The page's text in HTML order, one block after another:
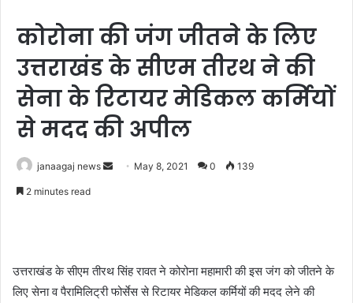
कोरोना की जंग जीतने के लिए
उत्तराखंड के सीएम तीरथ ने की
सेना के रिटायर मेडिकल कर्मियों
से मदद की अपील
janaagaj news
Send May 8, 2021 0 139
2 minutes read
उत्तराखंड के सीएम तीरथ सिंह रावत ने कोरोना महामारी की इस जंग को जीतने के
लिए सेना व पैरामिलिट्री फोर्सेस से रिटायर मेडिकल कर्मियों की मदद लेने की